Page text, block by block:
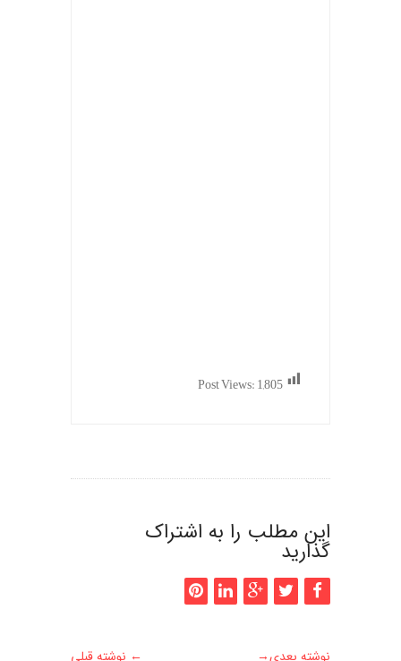
Post Views:1,805
این مطلب را به اشتراک
گذارید
← نوشته قبلی نوشته بعدی→